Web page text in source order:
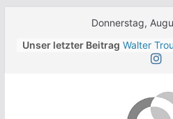
Donnerstag,
Unser letzter Beitrag Walter
Jean-
Modena